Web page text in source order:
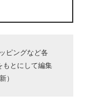
ピングなど各
もとにして編集
）